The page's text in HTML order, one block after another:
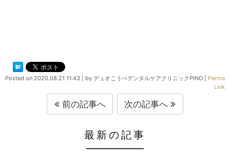
Posted on 2020.08.21 11:43 by デュオこうべデンタルケアクリニックPINO
Perma
Link
前の記事へ 次の記事へ
最新の記事